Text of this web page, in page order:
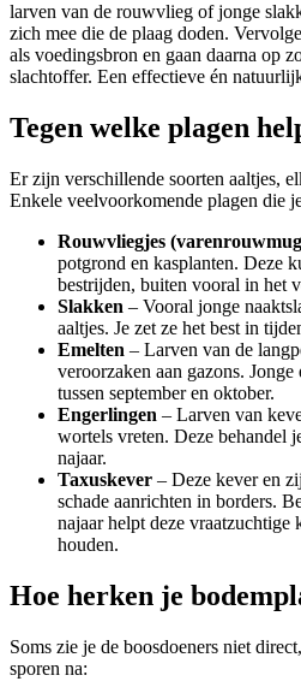
larven van de rouwvlieg of jonge
zich mee die de plaag doden.
als voedingsbron en gaan daarna op
slachtoffer. Een effectieve én
Tegen welke plagen
Er zijn verschillende soorten aaltjes,
Enkele veelvoorkomende plagen die
Rouwvliegjes
potgrond en kasplanten. Deze
bestrijden, buiten vooral in het
Slakken – Vooral jonge
aaltjes. Je zet ze het best in
Emelten – Larven van de
veroorzaken aan gazons.
tussen september en oktober.
Engerlingen – Larven van
wortels vreten. Deze behandel
najaar.
Taxuskever – Deze kever en
schade aanrichten in borders.
najaar helpt deze vraatzuchtige
houden.
Hoe herken je
Soms zie je de boosdoeners niet
sporen na: